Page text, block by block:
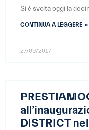
Si è svolta oggi la
CONTINUA A LEGGERE »
27/09/2017
DISTRICT